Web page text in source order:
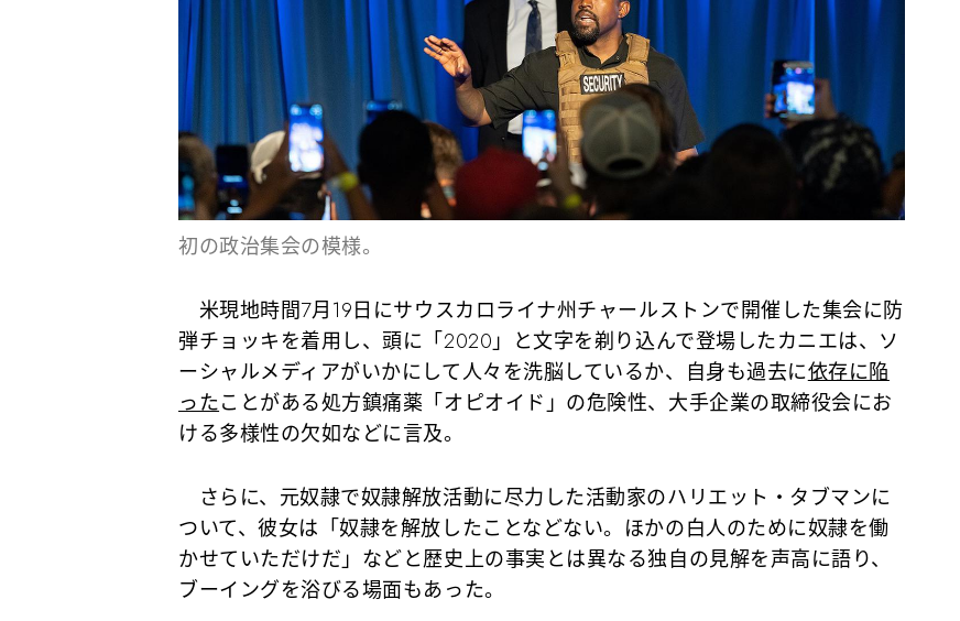
初の政治集会の模様。
米現地時間7月19日にサウスカロライナ州チャールストンで開催した集会に防
弾チョッキを着用し、頭に「2020」と文字を剃り込んで登場したカニエは、ソ
ーシャルメディアがいかにして人々を洗脳しているか、自身も過去に依存に陥
ったことがある処方鎮痛薬「オピオイド」の危険性、大手企業の取締役会にお
ける多様性の欠如などに言及。
さらに、元奴隷で奴隷解放活動に尽力した活動家のハリエット・タブマンに
ついて、彼女は「奴隷を解放したことなどない。ほかの白人のために奴隷を働
かせていただけだ」などと歴史上の事実とは異なる独自の見解を声高に語り、
ブーイングを浴びる場面もあった。